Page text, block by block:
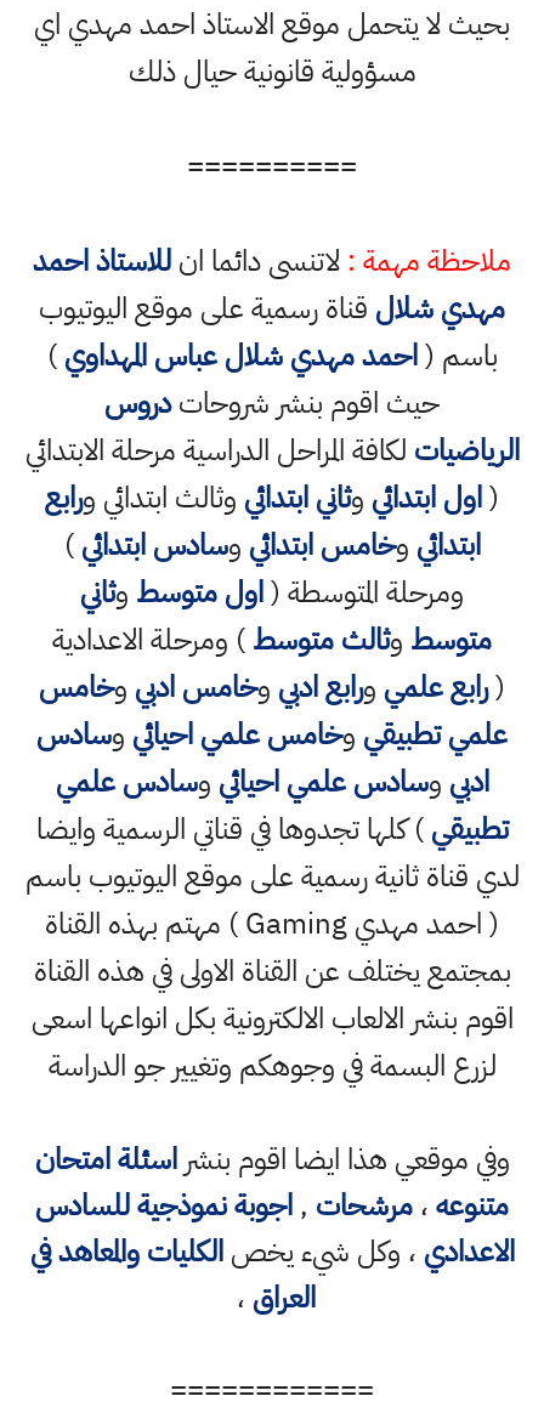
بحيث لا يتحمل موقع الاستاذ احمد مهدي اي
مسؤولية قانونية حيال ذلك
==========
ملاحظة مهمة : لاتنسى دائما انللاستاذ احمد
مهدي شلال قناة رسمية على موقع اليوتيوب
باسم (احمد مهدي شلال عباس المهداوي)
حيث اقوم بنشر شروحاتدروس
الرياضيات لكافة المراحل الدراسية مرحلة الابتدائي
(اول ابتدائي وثاني ابتدائي وثالث ابتدائي ورابع
ابتدائي وخامس ابتدائي وسادس ابتدائي)
ومرحلة المتوسطة (اول متوسط وثاني
متوسط وثالث متوسط) ومرحلة الاعدادية
(رابع علمي ورابع ادبي وخامس ادبي وخامس
علمي تطبيقي وخامس علمي احيائي وسادس
ادبي وسادس علمي احيائي وسادس علمي
تطبيقي) كلها تجدوها في قناتي الرسمية وايضا
لدي قناة ثانية رسمية على موقع اليوتيوب باسم
( احمد مهدي Gaming ) مهتم بهذه القناة
بمجتمع يختلف عن القناة الاولى في هذه القناة
اقوم بنشر الالعاب الالكترونية بكل انواعها اسعى
لزرع البسمة في وجوهكم وتغيير جو الدراسة
وفي موقعي هذا ايضا اقوم بنشراسئلة امتحان
متنوعه،مرشحات ,اجوبة نموذجية للسادس
الاعدادي ، وكل شيء يخصالكليات والمعاهد في
العراق ،
============